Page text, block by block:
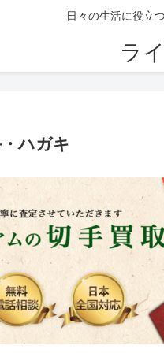
日々の生活に役立
ラ
ハガキ